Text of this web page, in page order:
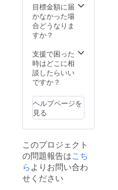
ほか。
□藤原侑貴
作家。法政
大学大学院
人文科学研
究科日本文
学専攻修士
課程修了。
小説「通
りゃんせ」
（第30回織
田作之助青
春賞）、
定） ◉刊行記念
イベントにご招
待 （計画中。
2023年11〜12
くは横浜にて開
催予定です。詳
細が決まり次第
お知らせいたし
ご参加者数が予
測される場合な
どは、調整させ
ていただきま
す。会場への交
通費は含まれま
せん。）
目標金額に届
かなかった場
合どうなりま
すか？
支援で困った
時はどこに相
談したらいい
ですか？
ヘルプページを
見る
このプロジェクト
の問題報告はこち
ら よりお問い合わ
せください